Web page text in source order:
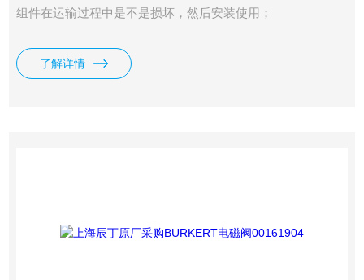
组件在运输过程中是不是损坏，然后安装使用；
了解详情